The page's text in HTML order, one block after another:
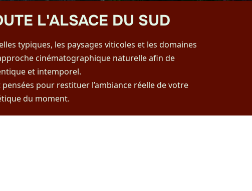
L'ALSACE DU SUD
typiques, les paysages viticoles et les domaines
cinématographique naturelle afin de
et intemporel.
pour restituer l’ambiance réelle de votre
du moment.